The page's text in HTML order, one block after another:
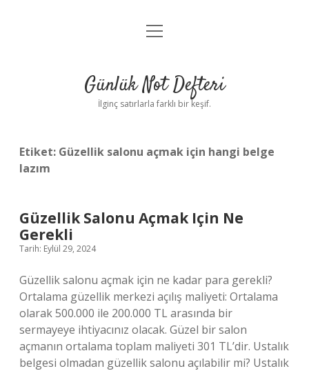
Anasayfa
Yasal Uyarı
menüyü
Günlük Not Defteri
İlginç satırlarla farklı bir keşif.
Etiket: Güzellik salonu açmak için hangi belge
lazım
Güzellik Salonu Açmak Için Ne
Gerekli
Tarih: Eylül 29, 2024
Güzellik salonu açmak için ne kadar para gerekli?
Ortalama güzellik merkezi açılış maliyeti: Ortalama
olarak 500.000 ile 200.000 TL arasında bir
sermayeye ihtiyacınız olacak. Güzel bir salon
açmanın ortalama toplam maliyeti 301 TL’dir. Ustalık
belgesi olmadan güzellik salonu açılabilir mi? Ustalık